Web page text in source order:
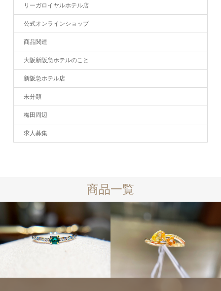
リーガロイヤルホテル店
公式オンラインショップ
商品関連
大阪新阪急ホテルのこと
新阪急ホテル店
未分類
梅田周辺
求人募集
商品一覧
10万円均一 10万円均一